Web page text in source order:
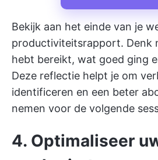
Bekijk aan het einde van je
productiviteitsrapport. Denk
hebt bereikt, wat goed ging
Deze reflectie helpt je om
identificeren en een beter
nemen voor de volgende
4. Optimaliseer